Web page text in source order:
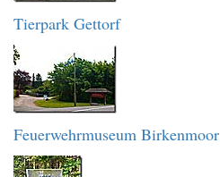
Tierpark Gettorf
Feuerwehrmuseum Birkenmoor